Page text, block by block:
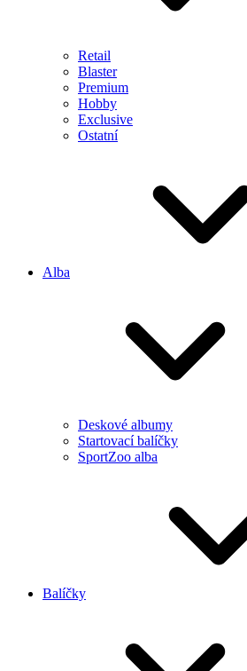
Retail
Blaster
Premium
Hobby
Exclusive
Ostatní
Alba
Deskové albumy
Startovací balíčky
SportZoo alba
Balíčky